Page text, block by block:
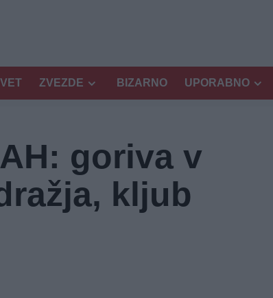
ZVEZDE BIZARNO UPORABNO
goriva v
kljub